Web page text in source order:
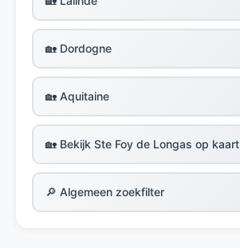
🏡 Dordogne
🏡 Aquitaine
🏡 Bekijk Ste Foy de Longas op kaart
🔎 Algemeen zoekfilter